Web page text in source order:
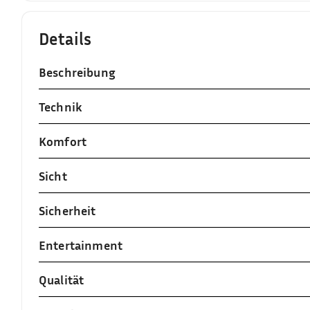
Details
Beschreibung
Technik
Komfort
Sicht
Sicherheit
Entertainment
Qualität